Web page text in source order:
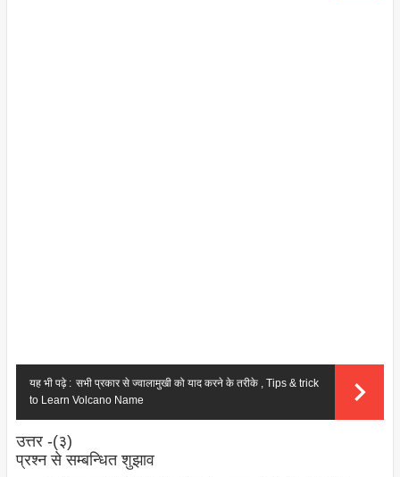
यह भी पढ़े : सभी प्रकार से ज्वालामुखी को याद करने के तरीके , Tips & trick
to Learn Volcano Name
उत्तर -(३)
प्रश्न से सम्बन्धित शुझाव